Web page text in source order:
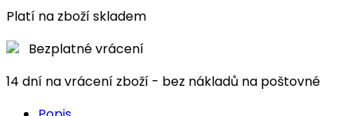
Platí na zboží skladem
Bezplatné vrácení
14 dní na vrácení zboží - bez nákladů na poštovné